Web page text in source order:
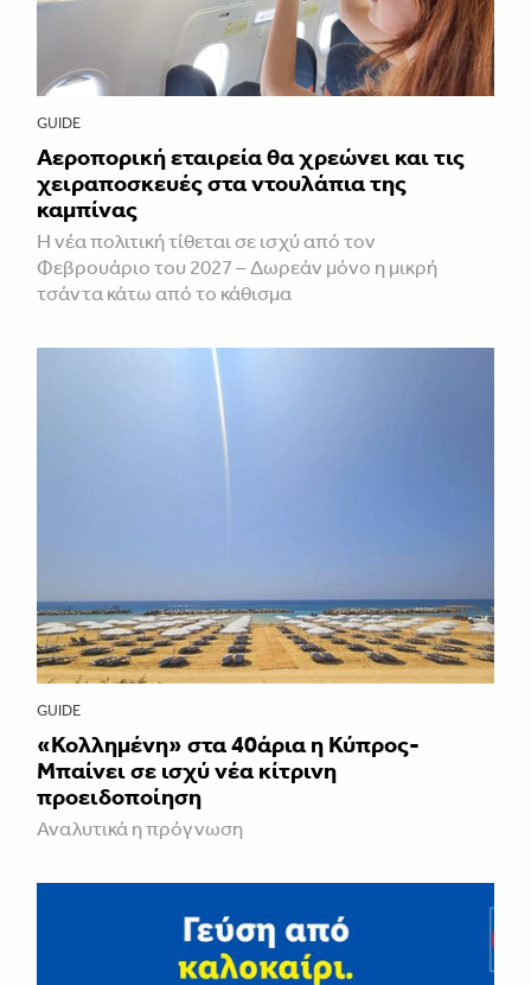
GUIDE
Αεροπορική εταιρεία θα χρεώνει και τις
χειραποσκευές στα ντουλάπια της
καμπίνας
Η νέα πολιτική τίθεται σε ισχύ από τον
Φεβρουάριο του 2027 – Δωρεάν μόνο η μικρή
τσάντα κάτω από το κάθισμα
GUIDE
«Κολλημένη» στα 40άρια η Κύπρος-
Μπαίνει σε ισχύ νέα κίτρινη
προειδοποίηση
Αναλυτικά η πρόγνωση